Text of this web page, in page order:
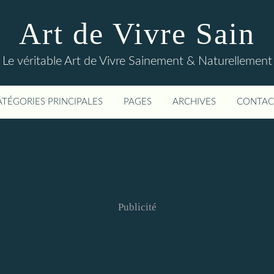
Art de Vivre Sain
Le véritable Art de Vivre Sainement & Naturellement
PRINCIPALES PAGES ARCHIVES
Publicité